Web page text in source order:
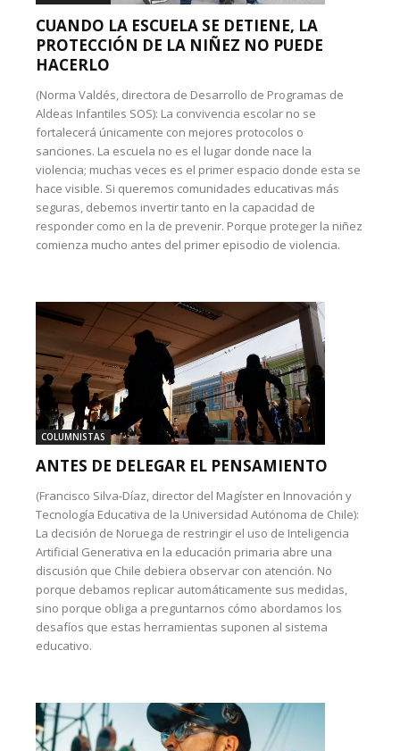
CUANDO LA ESCUELA SE DETIENE, LA
PROTECCIÓN DE LA NIÑEZ NO PUEDE
HACERLO
(Norma Valdés, directora de Desarrollo de Programas de
Aldeas Infantiles SOS): La convivencia escolar no se
fortalecerá únicamente con mejores protocolos o
sanciones. La escuela no es el lugar donde nace la
violencia; muchas veces es el primer espacio donde esta se
hace visible. Si queremos comunidades educativas más
seguras, debemos invertir tanto en la capacidad de
responder como en la de prevenir. Porque proteger la niñez
comienza mucho antes del primer episodio de violencia.
COLUMNISTAS
ANTES DE DELEGAR EL PENSAMIENTO
(Francisco Silva-Díaz, director del Magíster en Innovación y
Tecnología Educativa de la Universidad Autónoma de Chile):
La decisión de Noruega de restringir el uso de Inteligencia
Artificial Generativa en la educación primaria abre una
discusión que Chile debiera observar con atención. No
porque debamos replicar automáticamente sus medidas,
sino porque obliga a preguntarnos cómo abordamos los
desafíos que estas herramientas suponen al sistema
educativo.